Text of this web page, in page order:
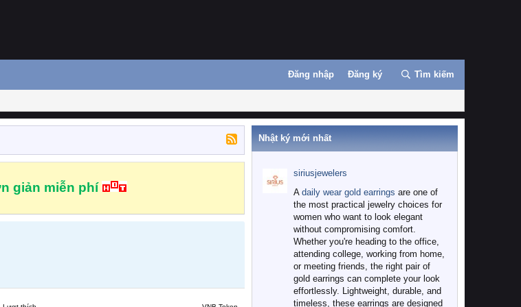
Đăng nhập Đăng ký Tìm kiếm
giản miễn phí
Nhật ký mới nhất
siriusjewelers
A daily wear gold earrings are one of
the most practical jewelry choices for
women who want to look elegant
without compromising comfort.
Whether you're heading to the office,
attending college, working from home,
or meeting friends, the right pair of
gold earrings can complete your look
effortlessly. Lightweight, durable, and
timeless, these earrings are designed